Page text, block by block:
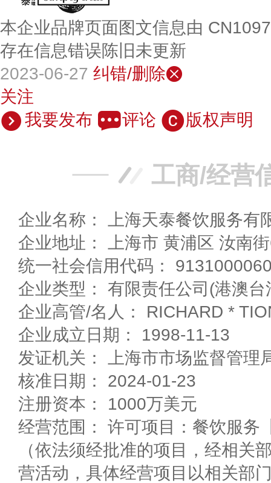
本企业品牌页面图文信息由
存在信息错误陈旧未更新
2023-06-27 纠错/删除
关注
我要发布
评论 版权声明
工商/经营
企业名称： 上海天泰餐饮服务有
企业地址： 上海市 黄浦区
统一社会信用代码：
企业类型： 有限责任公司(港澳台
企业高管/名人： RICHARD *
企业成立日期： 1998-11-13
发证机关： 上海市市场监督管理
核准日期： 2024-01-23
注册资本： 1000万美元
经营范围： 许可项目：餐饮服务
（依法须经批准的项目，经相关
营活动，具体经营项目以相关部